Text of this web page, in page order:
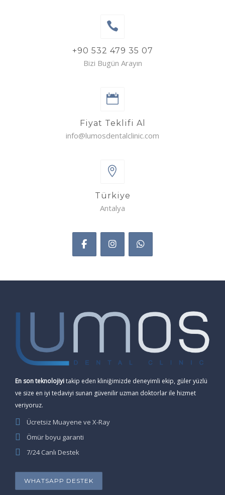
+90 532 479 35 07
Bizi Bugün Arayın
Fiyat Teklifi Al
info@lumosdentalclinic.com
Türkiye
Antalya
En son teknolojiyitakip eden kliniğimizde deneyimli ekip, güler yüzlü
ve size en iyi tedaviyi sunan güvenilir uzman doktorlar ile hizmet
veriyoruz.
Ücretsiz Muayene ve X-Ray
Ömür boyu garanti
7/24 Canlı Destek
WHATSAPP DESTEK